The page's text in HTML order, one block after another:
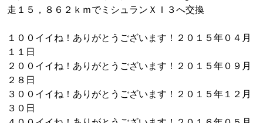
走１５，８６２ｋｍでミシュランＸＩ３へ交換
１００イイね！ありがとうございます！２０１５年０４月
１１日
２００イイね！ありがとうございます！２０１５年０９月
２８日
３００イイね！ありがとうございます！２０１５年１２月
３０日